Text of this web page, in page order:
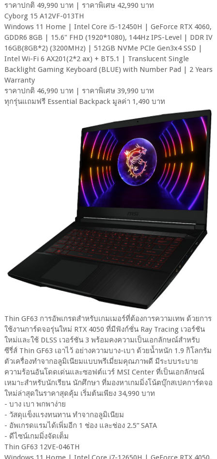
ราคาปกติ 49,990 บาท | ราคาพิเศษ 42,990 บาท
Cyborg 15 A12VF-013TH
Windows 11 Home | Intel Core i5-12450H | GeForce RTX 4060,
GDDR6 8GB | 15.6" FHD (1920*1080), 144Hz IPS-Level | DDR IV
16GB(8GB*2) (3200MHz) | 512GB NVMe PCIe Gen3x4 SSD |
Intel Wi-Fi 6 AX201(2*2 ax) + BT5.1 | Translucent Single
Backlight Gaming Keyboard (BLUE) with Number Pad | 2 Years
Warranty
ราคาปกติ 46,990 บาท | ราคาพิเศษ 39,990 บาท
ทุกรุ่นแถมฟรี Essential Backpack มูลค่า 1,490 บาท
Thin GF63 การอัพเกรดสำหรับเกมเมอร์ที่ต้องการความเทพ ด้วยการ
ใช้งานการ์ดจอรุ่นใหม่ RTX 4050 ที่มีฟังก์ชั่น Ray Tracing เวอร์ชัน
ใหม่และใช้ DLSS เวอร์ชัน 3 พร้อมคงความเป็นเอกลักษณ์สำหรับ
ซีรี่ส์ Thin GF63 เอาไว้ อย่างความบาง-เบา ด้วยน้ำหนัก 1.9 กิโลกรัม
ตัวเครื่องทำจากอลูมิเนียมแบบพรีเมี่ยมคุณภาพดี มีระบบระบาย
ความร้อนอันโดดเด่นและซอฟต์แวร์ MSI Center ที่เป็นเอกลักษณ์
เหมาะสำหรับนักเรียน นักศึกษา ที่มองหาเกมมิ่งโน้ตบุ๊กสเปคการ์ดจอ
ใหม่ล่าสุดในราคาสุดคุ้ม เริ่มต้นเพียง 34,990 บาท
- บาง เบา พกพาง่าย
- วัสดุแข็งแรงทนทาน ทำจากอลูมิเนียม
- อัพเกรดแรมได้เพิ่มอีก 1 ช่อง และช่อง 2.5” SATA
- ดีไซน์เกมมิ่งจัดเต็ม
Thin GF63 12VE-046TH